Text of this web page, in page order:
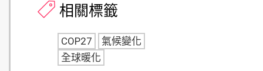
相關標籤
COP27
氣候變化
全球暖化